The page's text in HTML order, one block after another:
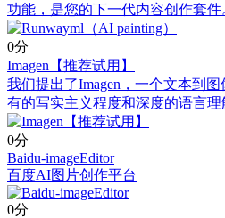
功能，是您的下一代内容创作套件
0分
Imagen【推荐试用】
我们提出了Imagen，一个文本到
有的写实主义程度和深度的语言理
0分
Baidu-imageEditor
百度AI图片创作平台
0分